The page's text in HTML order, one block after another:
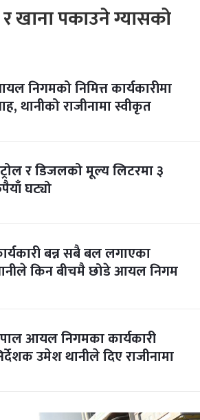
खाना पकाउने ग्यासको
निगमको निमित्त कार्यकारीमा
थानीको राजीनामा स्वीकृत
र डिजलको मूल्य लिटरमा ३
घट्यो
बन्न सबै बल लगाएका
किन बीचमै छोडे आयल निगम
आयल निगमका कार्यकारी
उमेश थानीले दिए राजीनामा